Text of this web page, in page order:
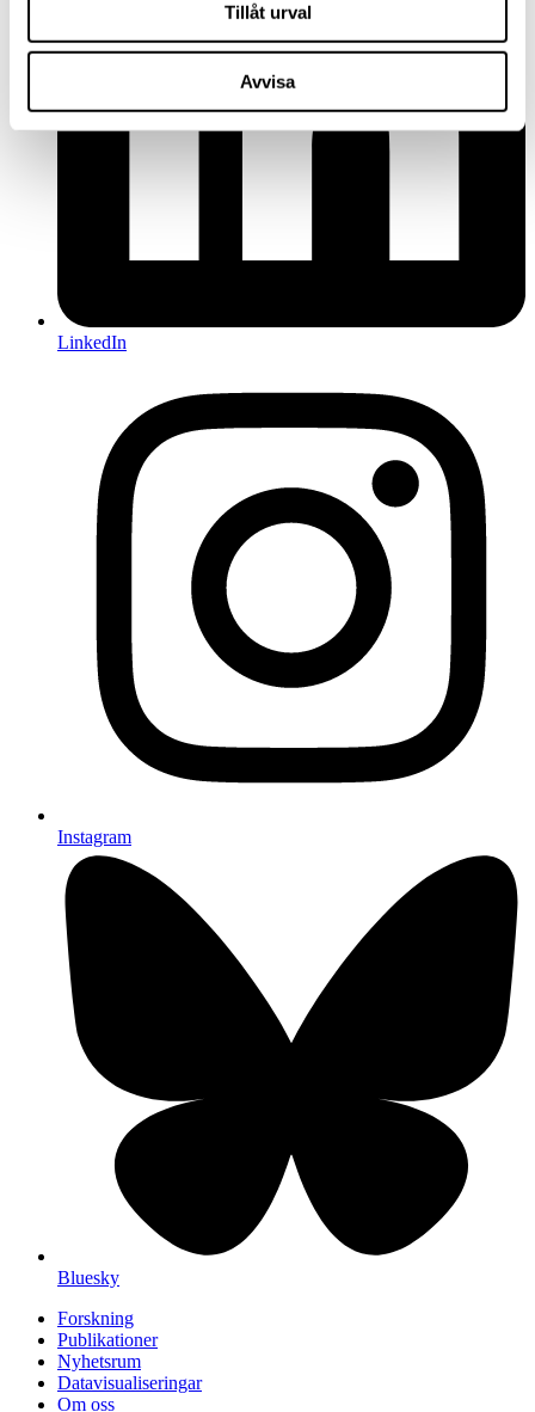
Tillåt urval
Avvisa
LinkedIn
Instagram
Bluesky
Forskning
Publikationer
Nyhetsrum
Datavisualiseringar
Om oss